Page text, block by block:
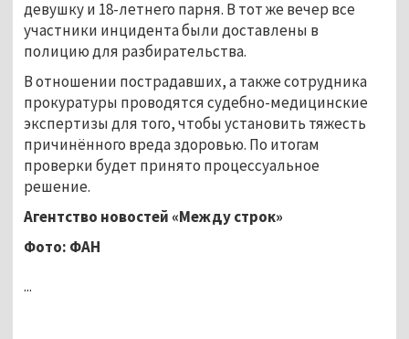
девушку и 18-летнего парня. В тот же вечер все
участники инцидента были доставлены в
полицию для разбирательства.
В отношении пострадавших, а также сотрудника
прокуратуры проводятся судебно-медицинские
экспертизы для того, чтобы установить тяжесть
причинённого вреда здоровью. По итогам
проверки будет принято процессуальное
решение.
Агентство новостей «Между строк»
Фото: ФАН
...